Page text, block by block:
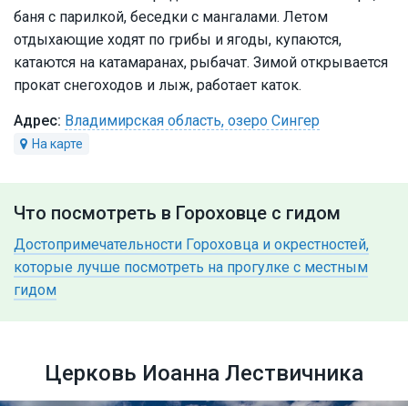
баня с парилкой, беседки с мангалами. Летом
отдыхающие ходят по грибы и ягоды, купаются,
катаются на катамаранах, рыбачат. Зимой открывается
прокат снегоходов и лыж, работает каток.
Владимирская область, озеро Сингер
Что посмотреть в Гороховце с гидом
Достопримечательности Гороховца и окрестностей,
которые лучше посмотреть на прогулке с местным
гидом
Церковь Иоанна Лествичника